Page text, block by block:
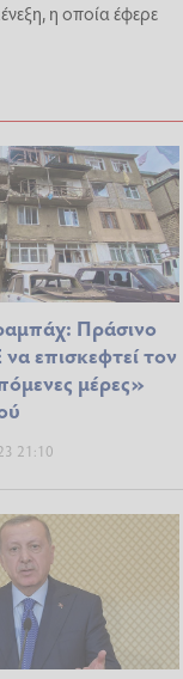
η οποία έφερε
Πράσινο
επισκεφτεί τον
μέρες»
21:10